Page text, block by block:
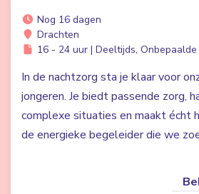
Nog 16 dagen
Drachten
16 - 24 uur | Deeltijds, Onbepaalde
In de nachtzorg sta je klaar voor
jongeren. Je biedt passende zorg,
complexe situaties en maakt écht
de energieke begeleider die we